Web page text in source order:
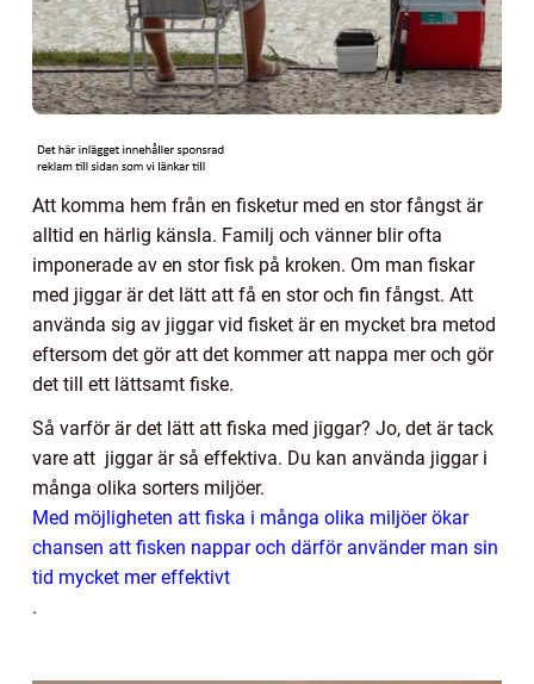
Att komma hem från en fisketur med en stor fångst är
alltid en härlig känsla. Familj och vänner blir ofta
imponerade av en stor fisk på kroken. Om man fiskar
med jiggar är det lätt att få en stor och fin fångst. Att
använda sig av jiggar vid fisket är en mycket bra metod
eftersom det gör att det kommer att nappa mer och gör
det till ett lättsamt fiske.
Så varför är det lätt att fiska med jiggar? Jo, det är tack
vare att jiggar är så effektiva. Du kan använda jiggar i
många olika sorters miljöer.
Med möjligheten att fiska i många olika miljöer ökar
chansen att fisken nappar och därför använder man sin
tid mycket mer effektivt
.